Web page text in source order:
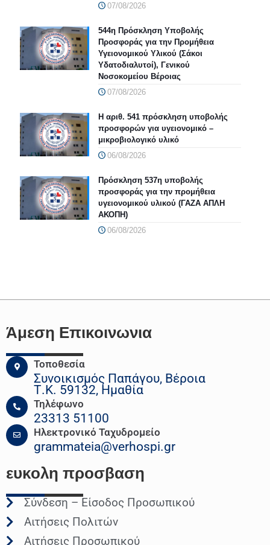
07/08/2026
544η Πρόσκληση Υποβολής
Προσφοράς για την Προμήθεια
Υγειονομικού Υλικού (Σάκοι
Υδατοδιαλυτοί), Γενικού
Νοσοκομείου Βέροιας
07/08/2026
Η αριθ. 541 πρόσκληση υποβολής
προσφορών για υγειονομικό –
μικροβιολογικό υλικό
06/08/2026
Πρόσκληση 537η υποβολής
προσφοράς για την προμήθεια
υγειονομικού υλικού (ΓΑΖΑ ΑΠΛΗ
ΑΚΟΠΗ)
06/08/2026
Άμεση Επικοινωνια
Τοποθεσία
Συνοικισμός Παπάγου, Βέροια
Τ.Κ. 59132, Ημαθία
Τηλέφωνο
23313 51100
Ηλεκτρονικό Ταχυδρομείο
grammateia@verhospi.gr
ευκολη προσβαση
Σύνδεση – Είσοδος Προσωπικού
Αιτήσεις Πολιτών
Αιτήσεις Προσωπικού